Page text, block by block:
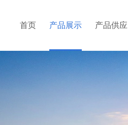
首页 产品展示 产品供应